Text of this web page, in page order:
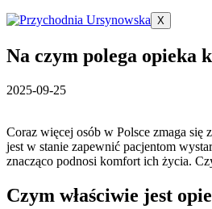
X
Na czym polega opieka
2025-09-25
Coraz więcej osób w Polsce zmaga się
jest w stanie zapewnić pacjentom
znacząco podnosi komfort ich życia.
Czym właściwie jest